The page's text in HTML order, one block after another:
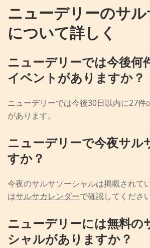
ニューデリーのサ
について詳しく
ニューデリーでは今後何
イベントがありますか？
ニューデリーでは今後30日以内に27件
があります。
ニューデリーで今夜サル
すか？
今夜のサルサソーシャルは掲載されて
はサルサカレンダーで確認してください
ニューデリーには無料の
シャルがありますか？